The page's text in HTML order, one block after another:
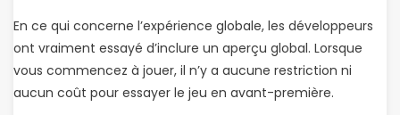
En ce qui concerne l’expérience globale, les développeurs
ont vraiment essayé d’inclure un aperçu global. Lorsque
vous commencez à jouer, il n’y a aucune restriction ni
aucun coût pour essayer le jeu en avant-première.